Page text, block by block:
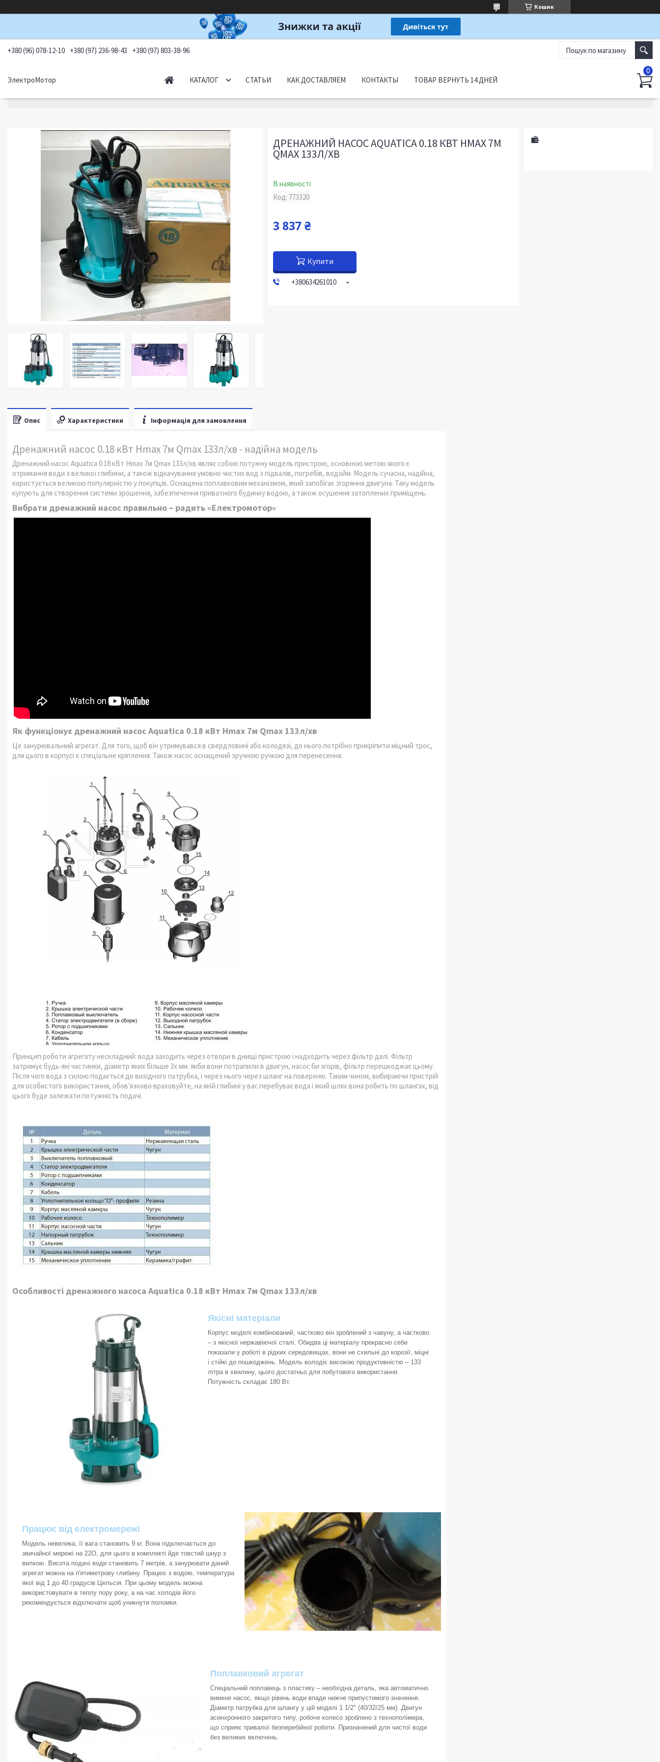
Кошик
+380 (96) 078-12-10 +380 (97) 236-98-43 +380 (97) 803-38-96
ЭлектроМотор КАТАЛОГ СТАТЬИ КАК ДОСТАВЛЯЕМ КОНТАКТЫ ТОВАР ВЕРНУТЬ 14 ДНЕЙ
ДРЕНАЖНИЙ НАСОС AQUATICA 0.18 КВТ HMAX 7М
QMAX 133Л/ХВ
В наявності
Код: 773320
3 837 ₴
Купити
+380634261010
Опис Характеристики Інформація для замовлення
Дренажний насос 0.18 кВт Hmax 7м Qmax 133л/хв - надійна модель
Дренажний насос Aquatica 0.18 кВт Hmax 7м Qmax 133л/хв являє собою потужну модель пристрою, основною метою якого є
отримання води з великої глибини, а також відкачування умовно чистих вод з підвалів, погребів, водойм. Модель сучасна, надійна,
користується великою популярністю у покупців. Оснащена поплавковим механізмом, який запобігає згоряння двигуна. Таку модель
купують для створення системи зрошення, забезпечення приватного будинку водою, а також осушення затоплених приміщень.
Вибрати дренажний насос правильно – радить «Електромотор»
Як функціонує дренажний насос Aquatica 0.18 кВт Hmax 7м Qmax 133л/хв
Це занурювальний агрегат. Для того, щоб він утримувався в свердловині або колодязі, до нього потрібно прикріпити міцний трос,
для цього в корпусі є спеціальне кріплення. Також насос оснащений зручною ручкою для перенесення.
Принцип роботи агрегату нескладний: вода заходить через отвори в днищі пристрою і надходить через фільтр далі. Фільтр
затримує будь-які частинки, діаметр яких більше 3х мм. якби вони потрапили в двигун, насос би згорів, фільтр перешкоджає цьому.
Після чого вода з силою подається до вихідного патрубка, і через нього через шланг на поверхню. Таким чином, вибираючи пристрій
для особистого використання, обов'язково враховуйте, на якій глибині у вас перебуває вода і який шлях вона робить по шлангах, від
цього буде залежати потужність подачі.
Особливості дренажного насоса Aquatica 0.18 кВт Hmax 7м Qmax 133л/хв
Якісні матеріали
Корпус моделі комбінований, частково він зроблений з чавуну, а частково
– з якісної нержавіючої сталі. Обидва ці матеріалу прекрасно себе
показали у роботі в рідких середовищах, вони не схильні до корозії, міцні
і стійкі до пошкоджень. Модель володіє високою продуктивністю – 133
літра в хвилину, цього достатньо для побутового використання.
Потужність складає 180 Вт.
Працює від електромережі
Модель невелика, її вага становить 9 кг. Вона підключається до
звичайної мережі на 22О, для цього в комплекті йде товстий шнур з
вилкою. Висота подачі води становить 7 метрів, а занурювати даний
агрегат можна на п'ятиметрову глибину. Працює з водою, температура
якої від 1 до 40 градусів Цельсія. При цьому модель можна
використовувати в теплу пору року, а на час холодів його
рекомендується відключати щоб уникнути поломки.
Поплавковий агрегат
Спеціальний поплавець з пластику – необхідна деталь, яка автоматично
вимкне насос, якщо рівень води впаде нижче припустимого значення.
Діаметр патрубка для шлангу у цій моделі 1 1/2" (40/32/25 мм). Двигун
асинхронного закритого типу, робоче колесо зроблено з технополімера,
що сприяє тривалої безперебійної роботи. Призначений для чистої води
без великих включень.